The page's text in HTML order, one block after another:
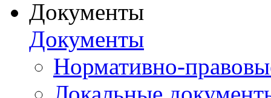
Документы
Нормативно-